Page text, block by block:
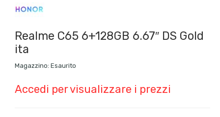
Realme C65 6+128GB 6.67″ DS Gold
ita
Magazzino: Esaurito
Accedi per visualizzare i prezzi